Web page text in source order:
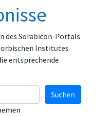
des Sorabicon-Portals
Institutes
entsprechende
Suchen